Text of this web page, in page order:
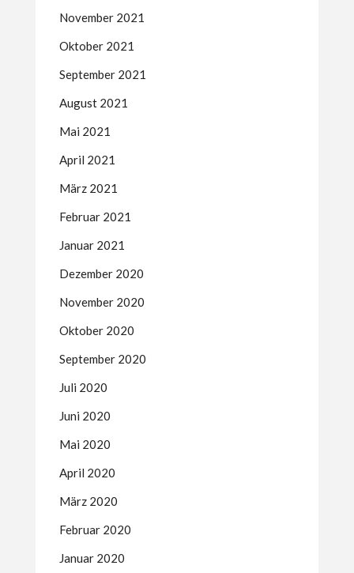
November 2021
Oktober 2021
September 2021
August 2021
Mai 2021
April 2021
März 2021
Februar 2021
Januar 2021
Dezember 2020
November 2020
Oktober 2020
September 2020
Juli 2020
Juni 2020
Mai 2020
April 2020
März 2020
Februar 2020
Januar 2020